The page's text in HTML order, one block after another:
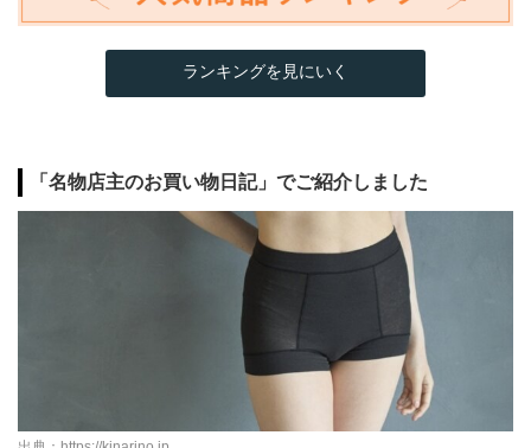
ランキングを見にいく
「名物店主のお買い物日記」でご紹介しました